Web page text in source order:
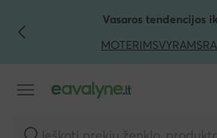
PEREITI PRIE PAGRINDINIO TURINIO
PEREITI Į PAIEŠKĄVasaros tendencijos
MOTERIMSVYRAMS
Ieškoti prekių ženklo,